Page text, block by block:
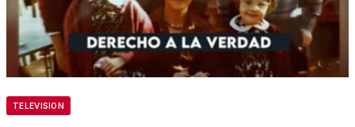
TELEVISION